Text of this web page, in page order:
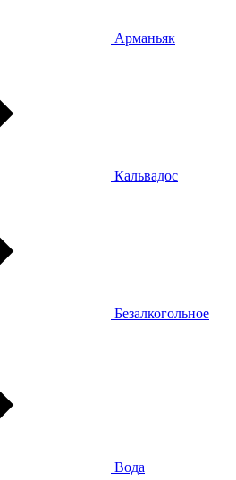
Арманьяк
Кальвадос
Безалкогольное
Вода